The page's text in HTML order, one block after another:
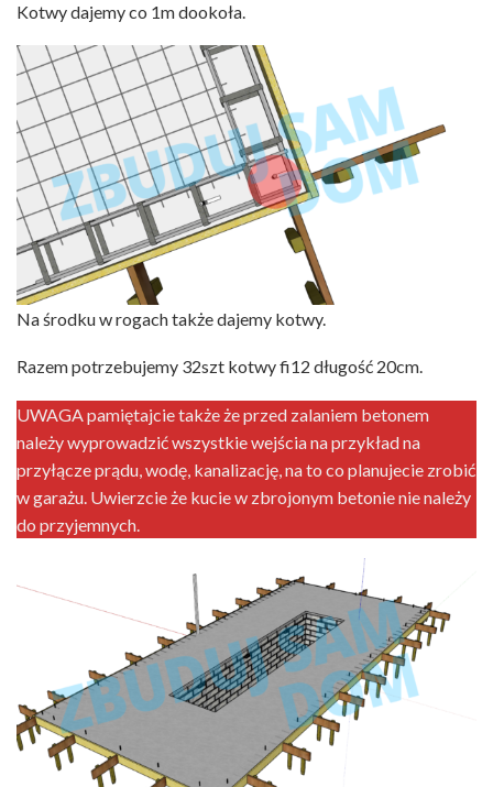
Kotwy dajemy co 1m dookoła.
Na środku w rogach także dajemy kotwy.
Razem potrzebujemy 32szt kotwy fi12 długość 20cm.
UWAGA pamiętajcie także że przed zalaniem betonem
należy wyprowadzić wszystkie wejścia na przykład na
przyłącze prądu, wodę, kanalizację, na to co planujecie zrobić
w garażu. Uwierzcie że kucie w zbrojonym betonie nie należy
do przyjemnych.